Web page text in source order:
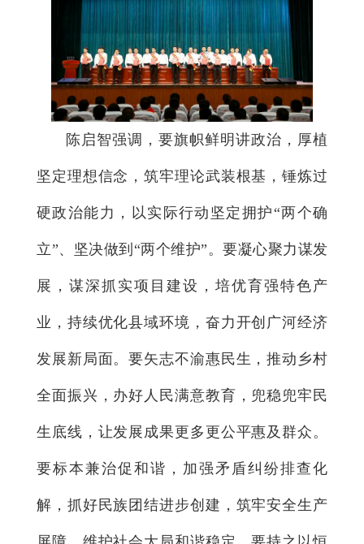
陈启智强调，要旗帜鲜明讲政治，厚植
坚定理想信念，筑牢理论武装根基，锤炼过
硬政治能力，以实际行动坚定拥护“两个确
立”、坚决做到“两个维护”。要凝心聚力谋发
展，谋深抓实项目建设，培优育强特色产
业，持续优化县域环境，奋力开创广河经济
发展新局面。要矢志不渝惠民生，推动乡村
全面振兴，办好人民满意教育，兜稳兜牢民
生底线，让发展成果更多更公平惠及群众。
要标本兼治促和谐，加强矛盾纠纷排查化
解，抓好民族团结进步创建，筑牢安全生产